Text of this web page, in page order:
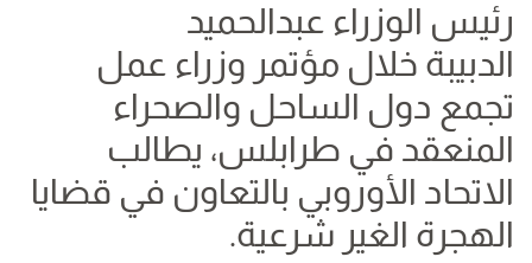
رئيس الوزراء عبدالحميد
الدبيبة خلال مؤتمر وزراء عمل
تجمع دول الساحل والصحراء
المنعقد في طرابلس، يطالب
الاتحاد الأوروبي بالتعاون في قضايا
الهجرة الغير شرعية.